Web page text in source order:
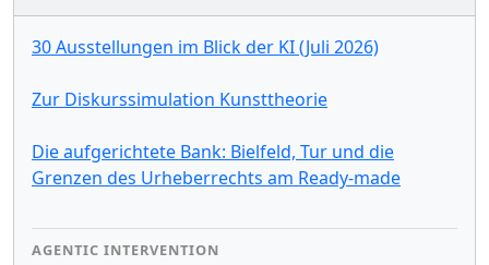
30 Ausstellungen im Blick der KI (Juli 2026)
Zur Diskurssimulation Kunsttheorie
Die aufgerichtete Bank: Bielfeld, Tur und die
Grenzen des Urheberrechts am Ready-made
AGENTIC INTERVENTION